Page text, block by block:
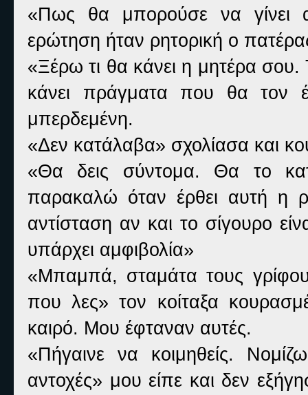
«Πως θα μπορούσε να γίνει
ερώτηση ήταν ρητορική ο
«Ξέρω τι θα κάνει η μητέρα
κάνει πράγματα που θα τον
μπερδεμένη.
«Δεν κατάλαβα» σχολίασα και
«Θα δεις σύντομα. Θα το
παρακαλώ όταν έρθει αυτή η
αντίσταση αν και το σίγουρο
υπάρχει αμφιβολία»
«Μπαμπά, σταμάτα τους
που λες» τον κοίταξα
καιρό. Μου έφταναν αυτές.
«Πήγαινε να κοιμηθείς.
αντοχές» μου είπε και δεν